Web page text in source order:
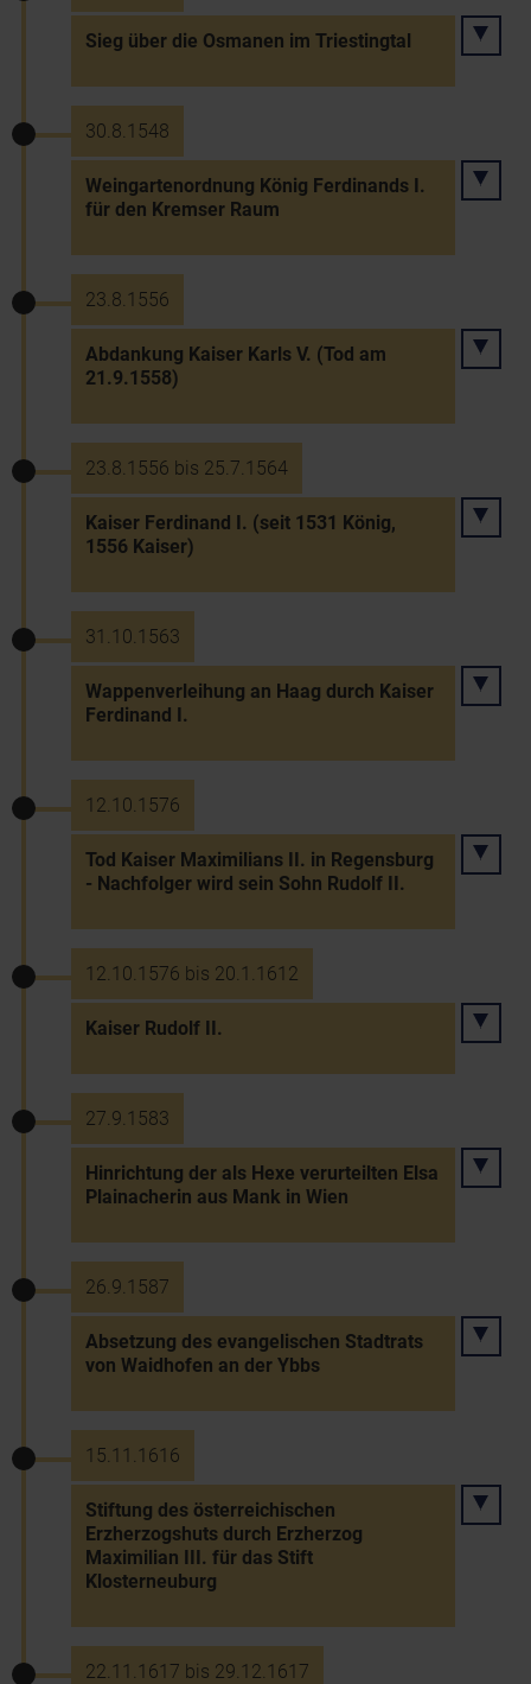
Sieg über die Osmanen im Triestingtal
30.8.1548
Weingartenordnung König Ferdinands I.
für den Kremser Raum
23.8.1556
Abdankung Kaiser Karls V. (Tod am
21.9.1558)
23.8.1556 bis 25.7.1564
Kaiser Ferdinand I. (seit 1531 König,
1556 Kaiser)
31.10.1563
Wappenverleihung an Haag durch Kaiser
Ferdinand I.
12.10.1576
Tod Kaiser Maximilians II. in Regensburg
- Nachfolger wird sein Sohn Rudolf II.
12.10.1576 bis 20.1.1612
Kaiser Rudolf II.
27.9.1583
Hinrichtung der als Hexe verurteilten Elsa
Plainacherin aus Mank in Wien
26.9.1587
Absetzung des evangelischen Stadtrats
von Waidhofen an der Ybbs
15.11.1616
Stiftung des österreichischen
Erzherzogshuts durch Erzherzog
Maximilian III. für das Stift
Klosterneuburg
22.11.1617 bis 29.12.1617